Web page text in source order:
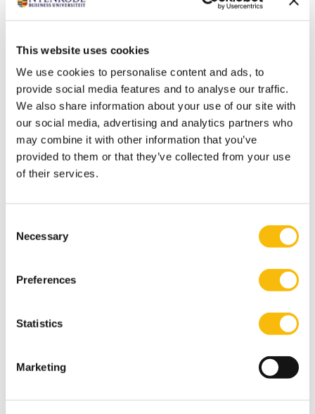
This website uses cookies
We use cookies to personalise content and ads, to
provide social media features and to analyse our traffic.
We also share information about your use of our site with
our social media, advertising and analytics partners who
may combine it with other information that you’ve
provided to them or that they’ve collected from your use
of their services.
Selection
Necessary
Preferences
Statistics
Marketing
Advanced IT Program
Startdatum:
7 oktober 2026
Taal:
Nederlands
Locatie:
vaardigheden en inzichten aangereikt die nodig zijn
om een succesvolle en dynamische IT-leider te zijn.